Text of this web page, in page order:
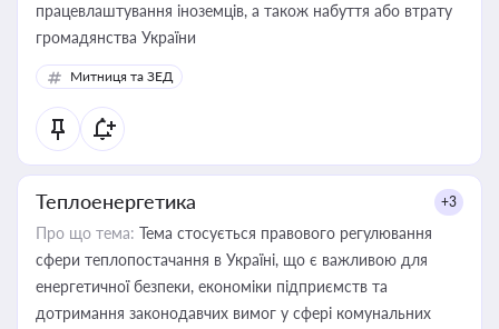
працевлаштування іноземців, а також набуття або втрату
громадянства України
Митниця та ЗЕД
Теплоенергетика +3
Про що тема: Тема стосується правового регулювання
сфери теплопостачання в Україні, що є важливою для
енергетичної безпеки, економіки підприємств та
дотримання законодавчих вимог у сфері комунальних